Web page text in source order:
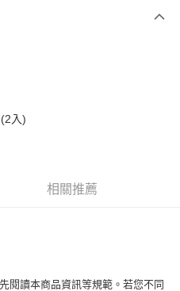
數、繳款截止日，確認付款後即完
或遇審核未通過，訂單將自動取
入)
相關推薦
閱讀本商品資訊等規範。若您不同